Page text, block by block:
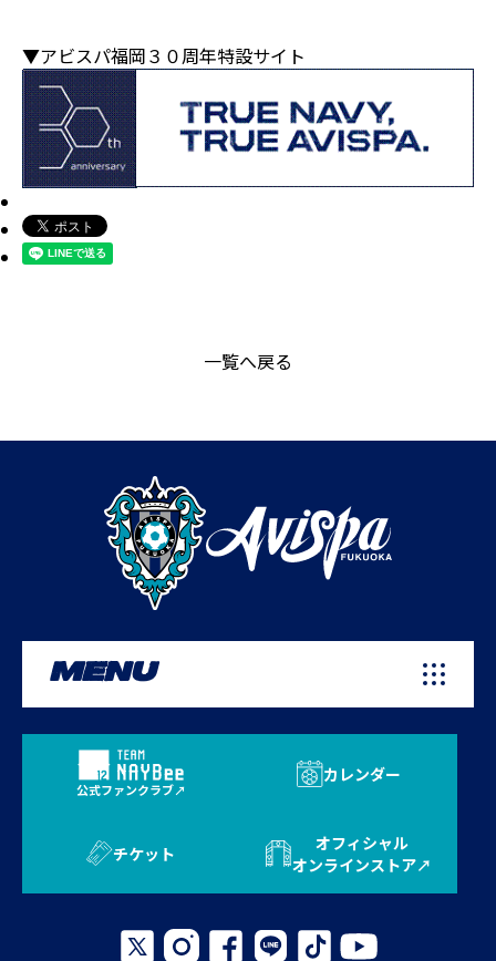
▼アビスパ福岡３０周年特設サイト
一覧へ戻る
MENU
公式ファンクラブ
カレンダー
チケット
オフィシャル
オンラインストア